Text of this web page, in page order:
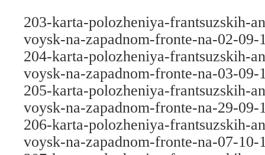
203-karta-polozheniya-frantsuzskih-
voysk-na-zapadnom-fronte-na-02-09-
204-karta-polozheniya-frantsuzskih-
voysk-na-zapadnom-fronte-na-03-09-
205-karta-polozheniya-frantsuzskih-
voysk-na-zapadnom-fronte-na-29-09-
206-karta-polozheniya-frantsuzskih-
voysk-na-zapadnom-fronte-na-07-10-